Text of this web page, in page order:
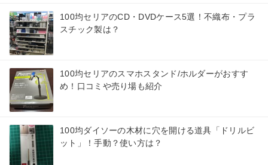
100均セリアのCD・DVDケース5選！不織布・プラ
スチック製は？
100均セリアのスマホスタンド/ホルダーがおすす
め！口コミや売り場も紹介
100均ダイソーの木材に穴を開ける道具「ドリルビ
ット」！手動？使い方は？